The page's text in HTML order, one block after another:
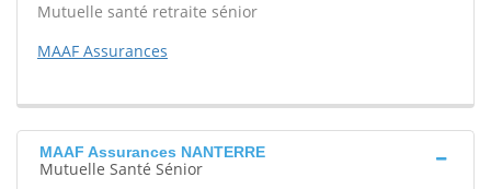
Mutuelle santé retraite sénior
MAAF Assurances
MAAF Assurances NANTERRE
Mutuelle Santé Sénior